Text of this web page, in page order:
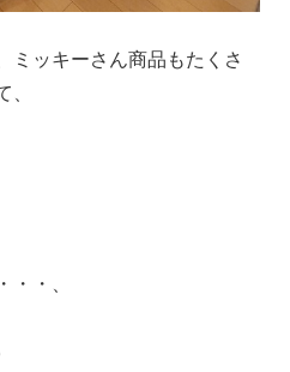
ミッキーさん商品もたくさ
・、